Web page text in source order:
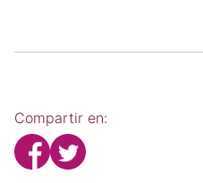
Compartir en: